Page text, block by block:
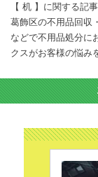
【 机 】に関する記
葛飾区の不用品回収
などで不用品処分に
クスがお客様の悩み